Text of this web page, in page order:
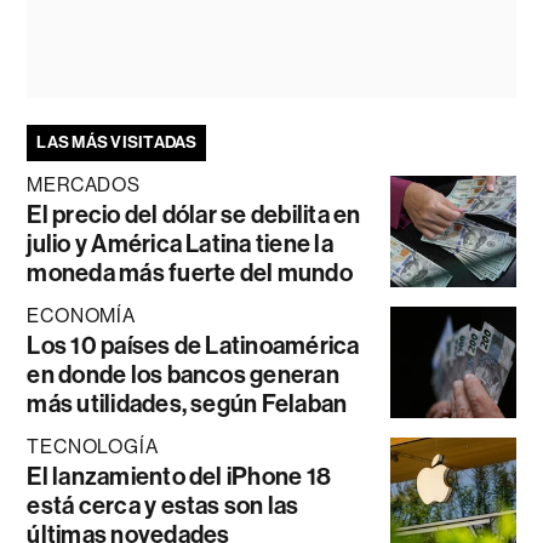
LAS MÁS VISITADAS
MERCADOS
El precio del dólar se debilita en
julio y América Latina tiene la
moneda más fuerte del mundo
ECONOMÍA
Los 10 países de Latinoamérica
en donde los bancos generan
más utilidades, según Felaban
TECNOLOGÍA
El lanzamiento del iPhone 18
está cerca y estas son las
últimas novedades